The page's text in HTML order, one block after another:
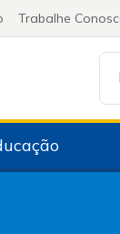
Trabalhe